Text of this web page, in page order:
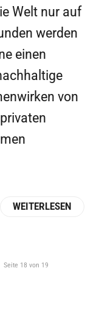
Welt nur auf
werden
einen
von
WEITERLESEN
Seite 18 von 19